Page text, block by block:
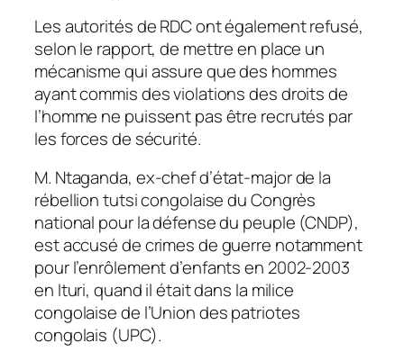
Les autorités de RDC ont également refusé,
selon le rapport, de mettre en place un
mécanisme qui assure que des hommes
ayant commis des violations des droits de
l’homme ne puissent pas être recrutés par
les forces de sécurité.
M. Ntaganda, ex-chef d’état-major de la
rébellion tutsi congolaise du Congrès
national pour la défense du peuple (CNDP),
est accusé de crimes de guerre notamment
pour l’enrôlement d’enfants en 2002-2003
en Ituri, quand il était dans la milice
congolaise de l’Union des patriotes
congolais (UPC).